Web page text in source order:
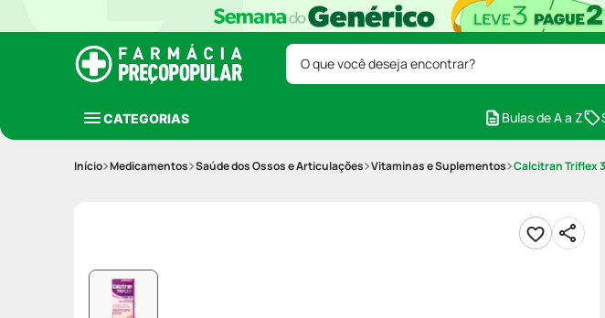
O que você deseja encontrar?
CATEGORIAS Bulas de A a Z
Medicamentos Saúde dos Ossos e Articulações Vitaminas e Suplementos Calcitran Triflex